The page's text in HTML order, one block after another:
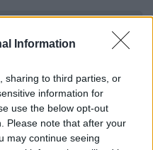
Information
sharing to third parties, or
information for
use the below opt-out
Please note that after your
may continue seeing
του
γκολ ο Καρέλης!